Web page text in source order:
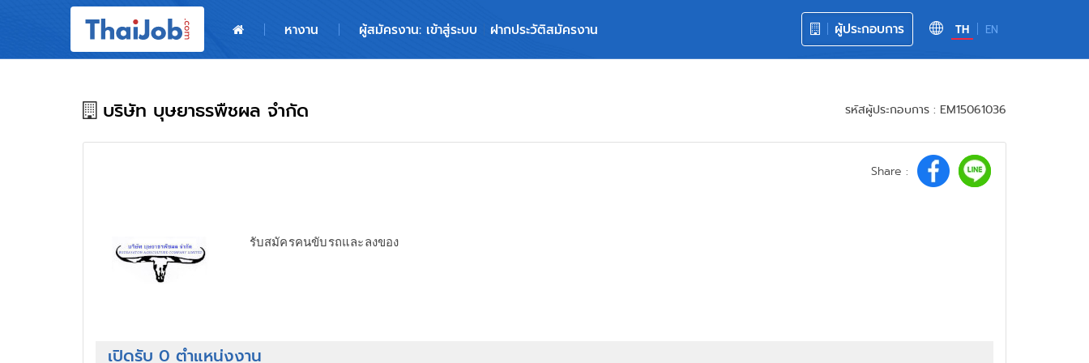
TH EN
ผู้ประกอบการ
หางาน ผู้สมัครงาน: เข้าสู่ระบบ ฝากประวัติสมัครงาน
ผู้สมัครงาน: เข้าสู่ระบบ
บริษัท บุษยาธรพืชผล จำกัด รหัสผู้ประกอบการ : EM15061036
Share :
รับสมัครคนขับรถและลงของ
เปิดรับ 0 ตำแหน่งงาน